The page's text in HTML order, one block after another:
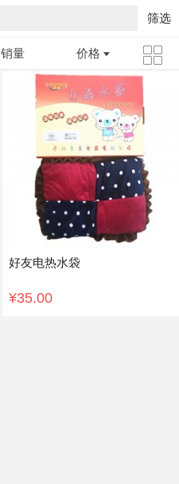
筛选
销量 价格
好友电热水袋
¥35.00